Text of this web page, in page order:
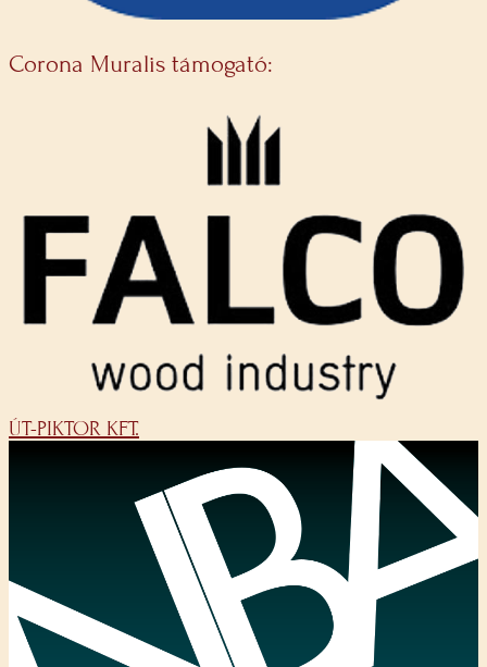
Corona Muralis támogató:
ÚT-PIKTOR KFT.